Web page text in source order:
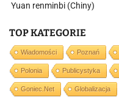
Yuan renminbi (Chiny)
TOP KATEGORIE
Wiadomości Poznań
Polonia Publicystyka
Goniec.net Globalizacja